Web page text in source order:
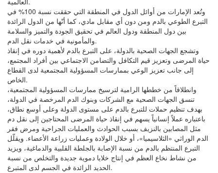
وتُعد الإمارات من أوائل الدول في المنطقة التي حققت نسبة 100% في
التبرع الطوعي بالدم ومن دون أي مقابل مادي، كما أنّها من الدول الرائدة
بين دول المنطقة ودول العالم في تحقيق الجودة والتميز والسلامة
والمأمونية في خدمات نقل الدم.
وتشجع الجهات الصحية بالدولة، على التبرع بالدم لأهمية دوره في إنقاذ
حياة المرضى وتعزيز قيم التكافل والتضامن الاجتماعي بين أفراد المجتمع،
إلى جانب تعزيز الوعي بممارسات المسؤولية المجتمعية لدى القطاع
الخاص.
وانطلاقاً من خططها الرامية لترسيخ ممارسات المسؤولية المجتمعية،
تنسق الجهات الصحية مع الشركات وبنوك الدم المرخصة في الدولة،
بهدف تنظيم حملات للتبرع بالدم على مستوى الدولة وعلى أوسع نطاق،
باعتباره عملاً إنسانياً يسهم في إنقاذ حياة المرضى المحتاجين إلى نقل دم
مثل المصابين بالنزيف بسبب الحوادث والعمليات الجراحية ومرض فقر
الدم الوراثي «الثلاسيميا»، أو خلال الولادة وعمليات زراعة الأعضاء. ويقلّل
التبرع المنتظم بالدم من نسبة الإصابة بالجلطة القلبية والدماغية، ويزيد
من نشاط نخاع العظم في إنتاج خلايا دموية جديدة والتخلص من نسبة
الحديد الزائدة في الجسم لدى المتبرع.